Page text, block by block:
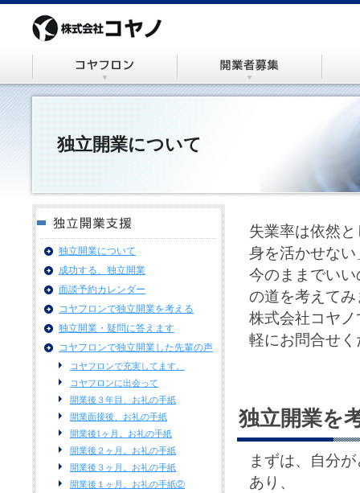
独立開業について
失業率は依然
身を活かせな
今のままでい
の道を考えて
株式会社コヤ
軽にお問合せ
独立開業を
まずは、自分
あり、
独立開業について
成功する、独立開業
面談予約カレンダー
コヤフロンで独立開業を考える
独立開業・疑問に答えます
コヤフロンで独立開業した先輩の声
コヤフロンで充実してます。
コヤフロンに出会って
開業後３年目、お礼の手紙
開業面接後、お礼の手紙
開業後1ヶ月。お礼の手紙
開業後２ヶ月。お礼の手紙
開業後３ヶ月。お礼の手紙
開業後１ヶ月。お礼の手紙②